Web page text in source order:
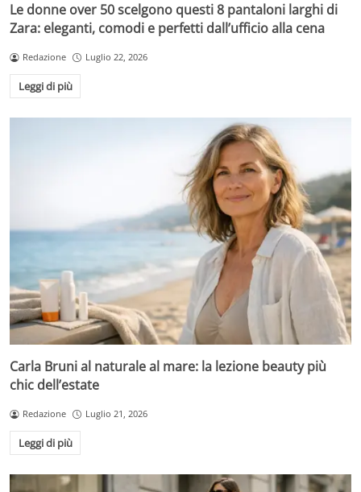
Le donne over 50 scelgono questi 8 pantaloni larghi di
Zara: eleganti, comodi e perfetti dall’ufficio alla cena
Redazione Luglio 22, 2026
Leggi di più
Carla Bruni al naturale al mare: la lezione beauty più
chic dell’estate
Redazione Luglio 21, 2026
Leggi di più